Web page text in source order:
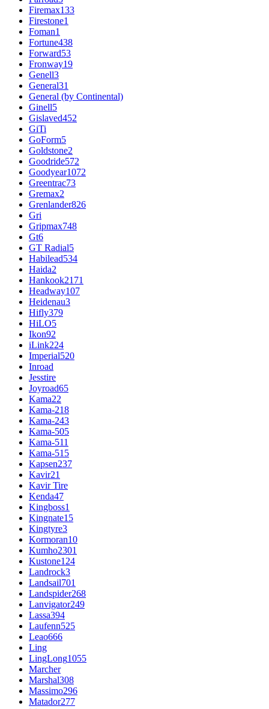
Firemax133
Firestone1
Foman1
Fortune438
Forward53
Fronway19
Genell3
General31
General (by Continental)
Ginell5
Gislaved452
GiTi
GoForm5
Goldstone2
Goodride572
Goodyear1072
Greentrac73
Gremax2
Grenlander826
Gri
Gripmax748
Gt6
GT Radial5
Habilead534
Haida2
Hankook2171
Headway107
Heidenau3
Hifly379
HiLO5
Ikon92
iLink224
Imperial520
Inroad
Jesstire
Joyroad65
Kama22
Kama-218
Kama-243
Kama-505
Kama-511
Kama-515
Kapsen237
Kavir21
Kavir Tire
Kenda47
Kingboss1
Kingnate15
Kingtyre3
Kormoran10
Kumho2301
Kustone124
Landrock3
Landsail701
Landspider268
Lanvigator249
Lassa394
Laufenn525
Leao666
Ling
LingLong1055
Marcher
Marshal308
Massimo296
Matador277